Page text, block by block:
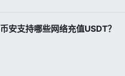
币安支持哪些网络充值USDT？